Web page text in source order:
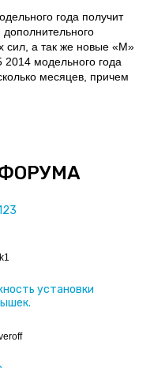
года получит
сил, а так же новые «М»
модельного года
месяцев, причем
установки